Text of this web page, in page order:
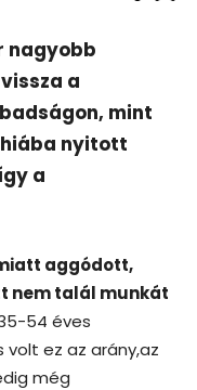
nagyobb
a
mint
nyitott
a
aggódott,
nem talál munkát
54 éves
volt ez az arány,az
még